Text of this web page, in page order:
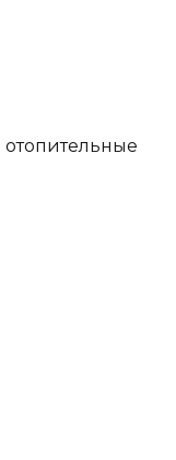
отопительные